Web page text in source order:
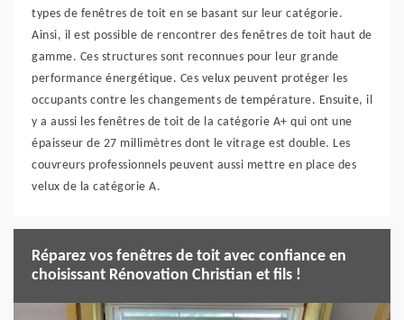
types de fenêtres de toit en se basant sur leur catégorie.
Ainsi, il est possible de rencontrer des fenêtres de toit haut de
gamme. Ces structures sont reconnues pour leur grande
performance énergétique. Ces velux peuvent protéger les
occupants contre les changements de température. Ensuite, il
y a aussi les fenêtres de toit de la catégorie A+ qui ont une
épaisseur de 27 millimètres dont le vitrage est double. Les
couvreurs professionnels peuvent aussi mettre en place des
velux de la catégorie A.
Réparez vos fenêtres de toit avec confiance en
choisissant Rénovation Christian et fils !